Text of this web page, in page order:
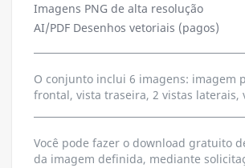
Imagens PNG de alta resolução
AI/PDF Desenhos vetoriais (pagos)
O conjunto inclui 6 imagens: imagem
frontal, vista traseira, 2 vistas laterais,
Você pode fazer o download gratuito
da imagem definida, mediante